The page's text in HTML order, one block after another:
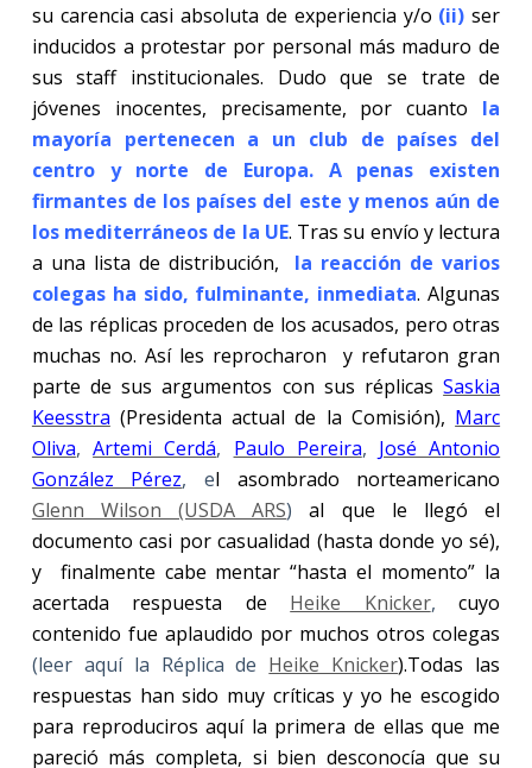
su carencia casi absoluta de experiencia y/o (ii) ser
inducidos a protestar por personal más maduro de
sus staff institucionales. Dudo que se trate de
jóvenes inocentes, precisamente, por cuanto la
mayoría pertenecen a un club de países del
centro y norte de Europa. A penas existen
firmantes de los países del este y menos aún de
los mediterráneos de la UE. Tras su envío y lectura
a una lista de distribución,
la reacción de varios
colegas ha sido, fulminante, inmediata. Algunas
de las réplicas proceden de los acusados, pero otras
muchas no. Así les reprocharon y refutaron gran
parte de sus argumentos con sus réplicasSaskia
Keesstra (Presidenta actual de la Comisión), Marc
Oliva,Artemi Cerdá, Paulo Pereira, José Antonio
González Pérez, el asombrado norteamericano
Glenn Wilson (USDA ARS) al que le llegó el
documento casi por casualidad (hasta donde yo sé),
y finalmente cabe mentar “hasta el momento” la
acertada respuesta de Heike Knicker,cuyo
contenido fue aplaudido por muchos otros colegas
(leer aquí la Réplica de Heike Knicker).Todas las
respuestas han sido muy críticas y yo he escogido
para reproduciros aquí la primera de ellas que me
pareció más completa, si bien desconocía que su